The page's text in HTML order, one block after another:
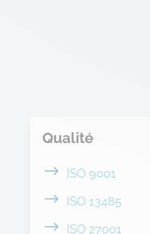
Qualité
$ ISO 9001
$ ISO 13485
$ ISO 27001